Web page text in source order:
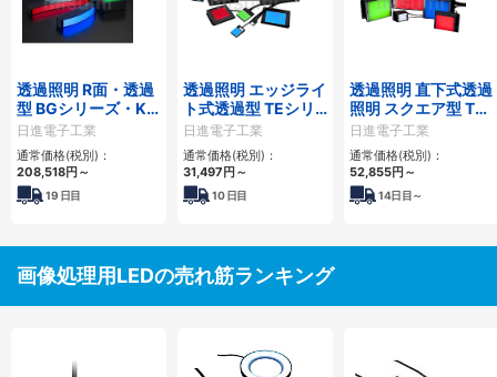
透過照明 R面・透過
型 BGシリーズ・KB
シリーズ・KCシリ
ーズ
日進電子工業
通常価格(税別)：
208,518円 ～
19 日目
透過照明 エッジライ
ト式透過型 TEシリ
ーズ
日進電子工業
通常価格(税別)：
31,497 円 ～
10日目
透過照明 直下式透過
照明 スクエア型 TD
シリーズ
日進電子工業
通常価格(税別)：
52,855円 ～
14日目～
画像処理用LEDの売れ筋ランキング